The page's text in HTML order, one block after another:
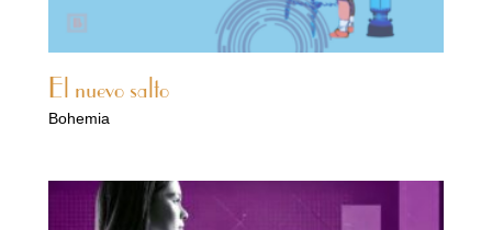
El nuevo salto
Bohemia